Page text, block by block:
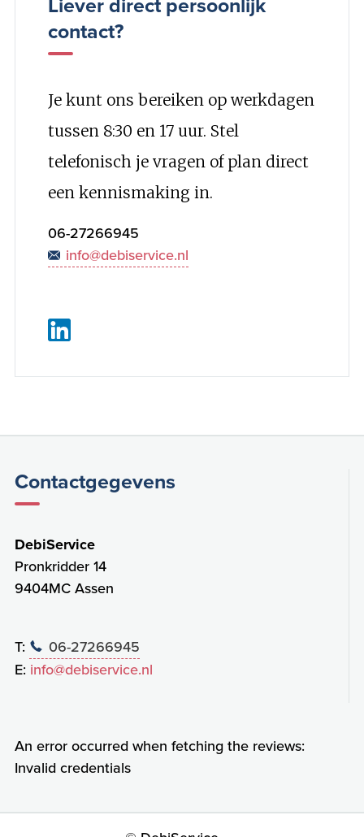
Liever direct persoonlijk
contact?
Je kunt ons bereiken op werkdagen
tussen 8:30 en 17 uur. Stel
telefonisch je vragen of plan direct
een kennismaking in.
06-27266945
info@debiservice.nl
Contactgegevens
DebiService
Pronkridder 14
9404MC Assen
T:
06-27266945
E: info@debiservice.nl
An error occurred when fetching the reviews:
Invalid credentials